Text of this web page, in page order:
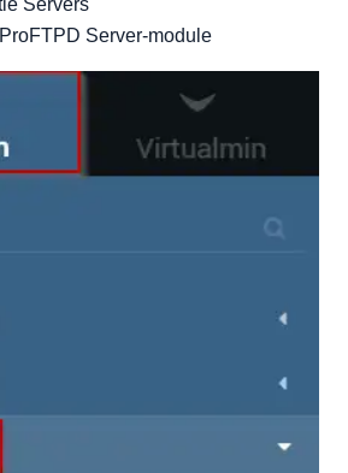
Servers
Server-module